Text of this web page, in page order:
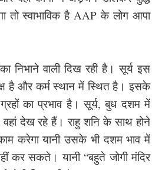
तो स्वाभाविक है AAP के लोग आपा
निभाने वाली दिख रही है। सूर्य इस
है और कर्म स्थान में स्थित है। इसके
का प्रभाव है। सूर्य, बुध दशम में
देख रहे हैं। राहु शनि के साथ होने
करेगा यानी उसके भी दशम भाव में
कर सकते। यानी “बहुते जोगी मंदिर